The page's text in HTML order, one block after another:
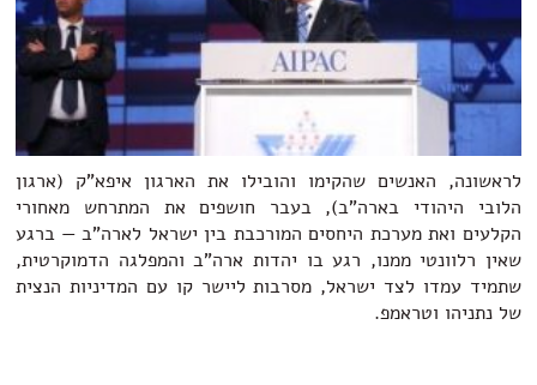
לראשונה, האנשים שהקימו והובילו את הארגון איפא"ק (ארגון
הלובי היהודי בארה"ב), בעבר חושפים את המתרחש מאחורי
הקלעים ואת מערכת היחסים המורכבת בין ישראל לארה"ב — ברגע
שאין רלוונטי ממנו, רגע בו יהדות ארה"ב והמפלגה הדמוקרטית,
שתמיד עמדו לצד ישראל, מסרבות ליישר קו עם המדיניות הנצית
של נתניהו וטראמפ.